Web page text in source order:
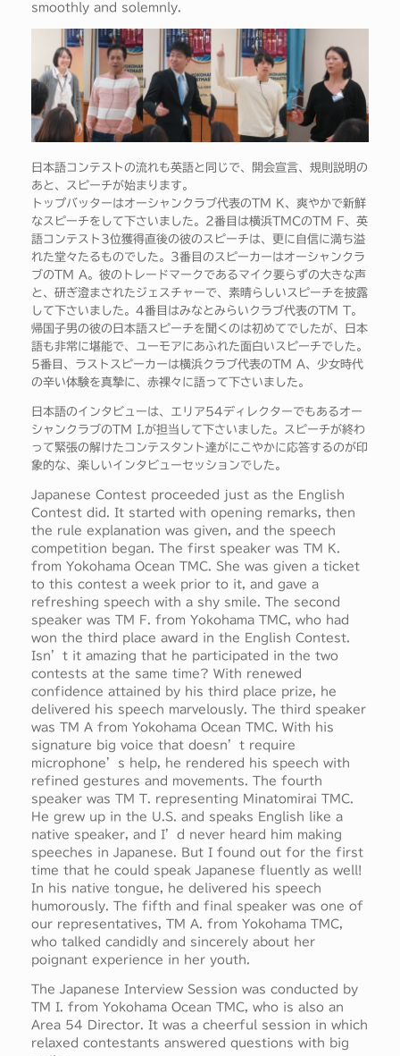
smoothly and solemnly.
日本語コンテストの流れも英語と同じで、開会宣言、規則説明の
あと、スピーチが始まります。
トップバッターはオーシャンクラブ代表のTM K、爽やかで新鮮
なスピーチをして下さいました。2番目は横浜TMCのTM F、英
語コンテスト3位獲得直後の彼のスピーチは、更に自信に満ち溢
れた堂々たるものでした。3番目のスピーカーはオーシャンクラ
ブのTM A。彼のトレードマークであるマイク要らずの大きな声
と、研ぎ澄まされたジェスチャーで、素晴らしいスピーチを披露
して下さいました。4番目はみなとみらいクラブ代表のTM T。
帰国子男の彼の日本語スピーチを聞くのは初めてでしたが、日本
語も非常に堪能で、ユーモアにあふれた面白いスピーチでした。
5番目、ラストスピーカーは横浜クラブ代表のTM A、少女時代
の辛い体験を真摯に、赤裸々に語って下さいました。
日本語のインタビューは、エリア54ディレクターでもあるオー
シャンクラブのTM I.が担当して下さいました。スピーチが終わ
って緊張の解けたコンテスタント達がにこやかに応答するのが印
象的な、楽しいインタビューセッションでした。
Japanese Contest proceeded just as the English
Contest did. It started with opening remarks, then
the rule explanation was given, and the speech
competition began. The first speaker was TM K.
from Yokohama Ocean TMC. She was given a ticket
to this contest a week prior to it, and gave a
refreshing speech with a shy smile. The second
speaker was TM F. from Yokohama TMC, who had
won the third place award in the English Contest.
Isn’t it amazing that he participated in the two
contests at the same time? With renewed
confidence attained by his third place prize, he
delivered his speech marvelously. The third speaker
was TM A from Yokohama Ocean TMC. With his
signature big voice that doesn’t require
microphone’s help, he rendered his speech with
refined gestures and movements. The fourth
speaker was TM T. representing Minatomirai TMC.
He grew up in the U.S. and speaks English like a
native speaker, and I’d never heard him making
speeches in Japanese. But I found out for the first
time that he could speak Japanese fluently as well!
In his native tongue, he delivered his speech
humorously. The fifth and final speaker was one of
our representatives, TM A. from Yokohama TMC,
who talked candidly and sincerely about her
poignant experience in her youth.
The Japanese Interview Session was conducted by
TM I. from Yokohama Ocean TMC, who is also an
Area 54 Director. It was a cheerful session in which
relaxed contestants answered questions with big